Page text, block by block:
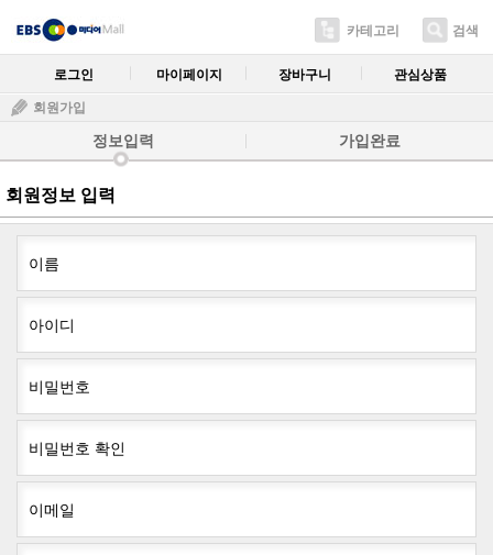
카테고리 검색
로그인 마이페이지 장바구니 관심상품
회원가입
정보입력 가입완료
회원정보 입력
이름
아이디
비밀번호
비밀번호 확인
이메일